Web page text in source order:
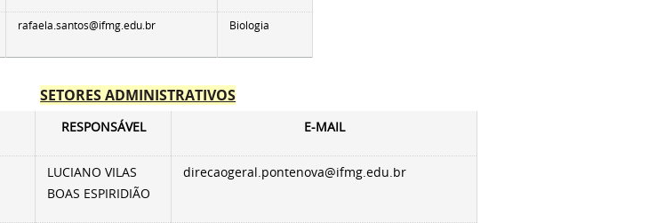
rafaela.santos@ifmg.edu.br Biologia
SETORES ADMINISTRATIVOS
RESPONSÁVEL E-MAIL
LUCIANO VILAS
BOAS ESPIRIDIÃO
direcaogeral.pontenova@ifmg.edu.br